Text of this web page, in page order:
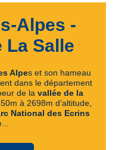
Alpes -
La Salle
Alpes et son hameau
dans le département
de lavallée de la
à 2698m d’altitude,
National des Ecrins